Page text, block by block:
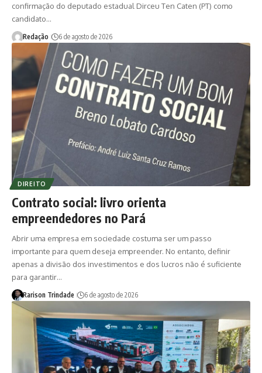
confirmação do deputado estadual Dirceu Ten Caten (PT) como
candidato…
Redação 6 de agosto de 2026
DIREITO
Contrato social: livro orienta
empreendedores no Pará
Abrir uma empresa em sociedade costuma ser um passo
importante para quem deseja empreender. No entanto, definir
apenas a divisão dos investimentos e dos lucros não é suficiente
para garantir…
Rarison Trindade 6 de agosto de 2026